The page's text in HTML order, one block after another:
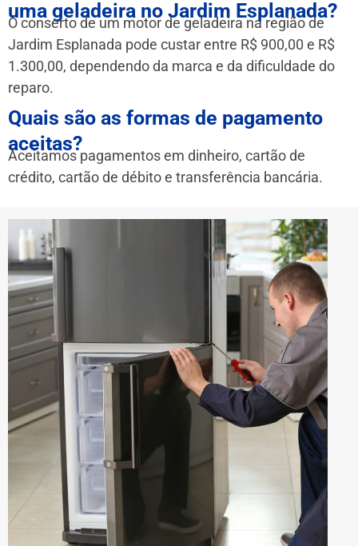
uma geladeira no Jardim Esplanada?
O conserto de um motor de geladeira na região de
Jardim Esplanada pode custar entre R$ 900,00 e R$
1.300,00, dependendo da marca e da dificuldade do
reparo.
Quais são as formas de pagamento
aceitas?
Aceitamos pagamentos em dinheiro, cartão de
crédito, cartão de débito e transferência bancária.